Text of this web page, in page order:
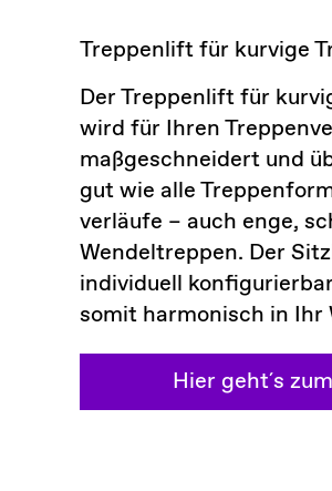
Treppenlift für kurvige
Der Treppenlift für
wird für Ihren
maßgeschneidert und
gut wie alle
verläufe – auch enge,
Wendeltreppen. Der
individuell
somit harmonisch in Ihr
Hier geht´s